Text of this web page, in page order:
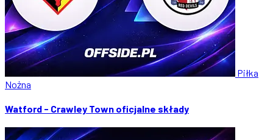
Piłka
Nożna
Watford - Crawley Town oficjalne składy